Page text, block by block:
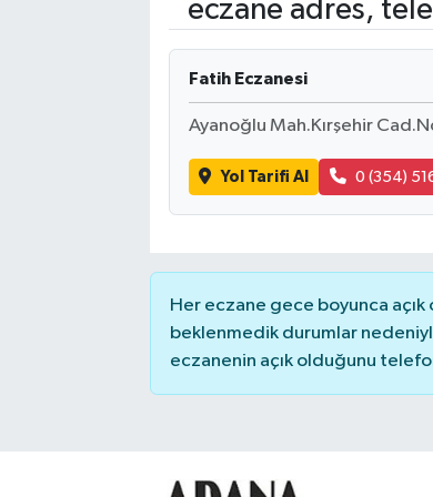
eczane adres,
Fatih Eczanesi
Ayanoğlu Mah.Kırşehir
Yol Tarifi Al 0 (354)
Her eczane gece boyunca
beklenmedik durumlar
eczanenin açık olduğunu